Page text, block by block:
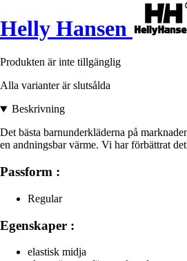
Helly Hansen
Produkten är inte tillgänglig
Alla varianter är slutsålda
Beskrivning
Det bästa barnunderkläderna på
en andningsbar värme. Vi har förbättrat
Passform :
Regular
Egenskaper :
elastisk midja